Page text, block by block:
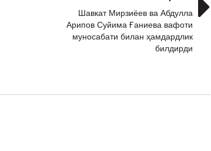
Шавкат Мирзиёев ва Абдулла
Арипов Суйима Ғаниева вафоти
муносабати билан ҳамдардлик
билдирди